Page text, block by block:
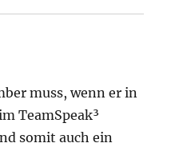
muss, wenn er in
TeamSpeak³
somit auch ein